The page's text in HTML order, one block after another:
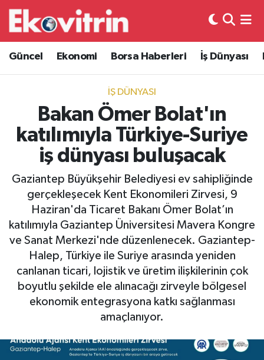
Güncel Ekonomi Borsa Haberleri İş Dünyası
İŞ DÜNYASI
Bakan Ömer Bolat'ın
katılımıyla Türkiye-Suriye
iş dünyası buluşacak
Gaziantep Büyükşehir Belediyesi ev sahipliğinde
gerçekleşecek Kent Ekonomileri Zirvesi, 9
Haziran'da Ticaret Bakanı Ömer Bolat’ın
katılımıyla Gaziantep Üniversitesi Mavera Kongre
ve Sanat Merkezi'nde düzenlenecek. Gaziantep-
Halep, Türkiye ile Suriye arasında yeniden
canlanan ticari, lojistik ve üretim ilişkilerinin çok
boyutlu şekilde ele alınacağı zirveyle bölgesel
ekonomik entegrasyona katkı sağlanması
amaçlanıyor.
Güncel
Ekonomi
Borsa Haberleri
İş Dünyası
Lojistik
Otovitrin
Asayiş
Magazin
Gayrimenkul
Eğitim
Hava Durumu
Trafik Durumu
Süper Lig Puan Durumu ve Fikstür
Tüm Manşetler
Son Dakika Haberleri
Haber Arşivi